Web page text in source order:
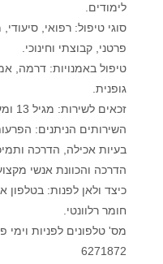
לימודים.
סוגי טיפול: רפואי,
פרטני, קבוצתי וחינוכי.
טיפול באמנויות: דרמה,
גופנית.
זכאים לשירות: מגיל 13 ומעלה, מכל רחבי הארץ.
השירותים הניתנים:
בעיות אכילה, הדרכה
הדרכה והכוונת אנשי
כיצד ולאן לפנות: בטלפון
חומר רלוונטי.
6271872